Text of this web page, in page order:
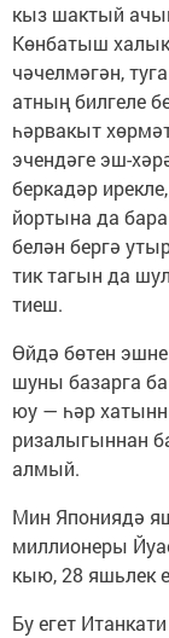
кыз шактый
Көнбатыш
чәчелмәгән,
атның билгеле
һәрвакыт
эчендәге эш-
беркадәр
йортына да
белән бергә
тик тагын да
тиеш.
Өйдә бөтен
шуны базарга
юу — һәр
ризалыгыннан
алмый.
Мин Япониядә
миллионеры
кыю, 28 яшьлек
Бу егет